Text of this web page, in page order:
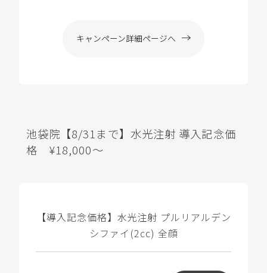
キャンペーン詳細ページへ
池袋院【8/31まで】水光注射 導入記念価
格 ¥18,000～
【導入記念価格】水光注射 プルリアルデン
シファイ(2cc) 全顔